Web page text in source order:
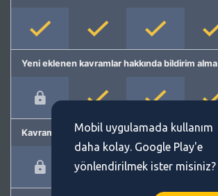
Yeni eklenen kavramlar hakkında bildirim alma
Kavram önermeMobil uygulamada kullanım
daha kolay. Google Play'e
yönlendirilmek ister misiniz?